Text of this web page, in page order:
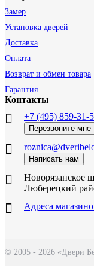
Замер
Установка дверей
Доставка
Оплата
Возврат и обмен товара
Гарантия
Контакты
+7 (495) 859-31-
Перезвоните мне
Написать нам
Новорязанское
Люберецкий
Адреса
© 2005 - 2026 «Двери